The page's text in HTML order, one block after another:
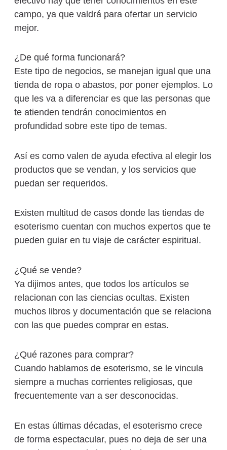
campo, ya que valdrá para ofertar un servicio
mejor.
¿De qué forma funcionará?
Este tipo de negocios, se manejan igual que una
tienda de ropa o abastos, por poner ejemplos. Lo
que les va a diferenciar es que las personas que
te atienden tendrán conocimientos en
profundidad sobre este tipo de temas.
Así es como valen de ayuda efectiva al elegir los
productos que se vendan, y los servicios que
puedan ser requeridos.
Existen multitud de casos donde las tiendas de
esoterismo cuentan con muchos expertos que te
pueden guiar en tu viaje de carácter espiritual.
¿Qué se vende?
Ya dijimos antes, que todos los artículos se
relacionan con las ciencias ocultas. Existen
muchos libros y documentación que se relaciona
con las que puedes comprar en estas.
¿Qué razones para comprar?
Cuando hablamos de esoterismo, se le vincula
siempre a muchas corrientes religiosas, que
frecuentemente van a ser desconocidas.
En estas últimas décadas, el esoterismo crece
de forma espectacular, pues no deja de ser una